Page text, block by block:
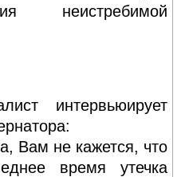
неистребимой
интервьюирует
Вам не кажется, что
время утечка